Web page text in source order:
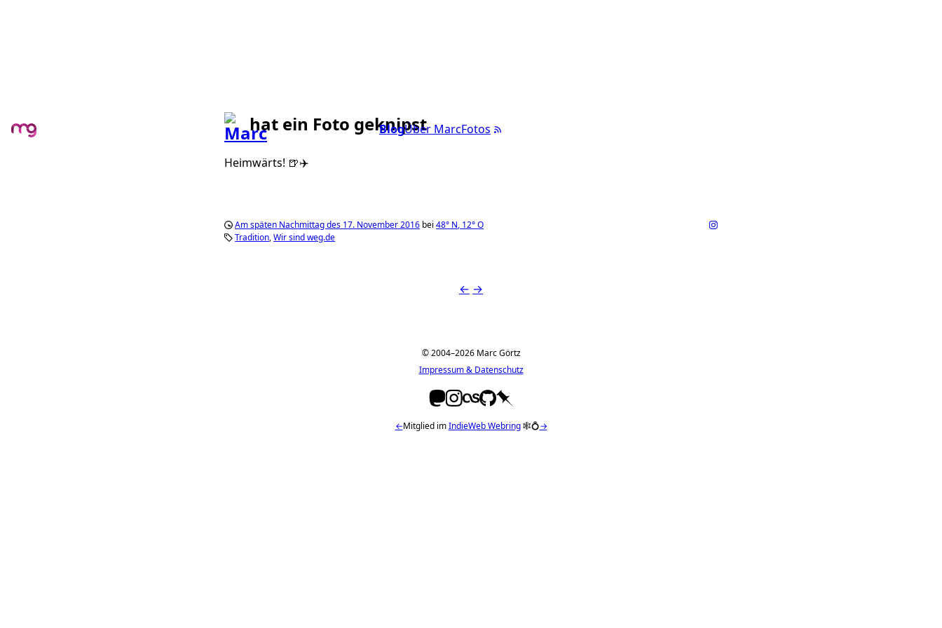
BlogÜber MarcFotos
hat ein Foto geknipst
Heimwärts! 🍺✈️
Am späten Nachmittag des 17. November 2016 bei 48° N, 12°O
Tradition Wir sind weg.de
← →
© 2004–2026 Marc Görtz
Impressum & Datenschutz
←Mitglied imIndieWeb Webring🕸💍→